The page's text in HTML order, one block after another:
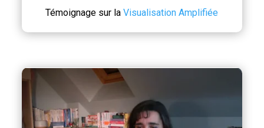
Témoignage sur laVisualisation Amplifiée